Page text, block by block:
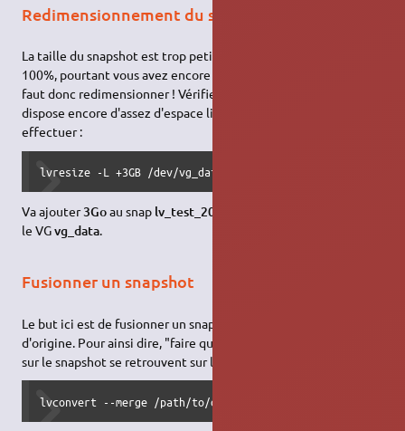
Redimensionnement du snapshot
La taille du snapshot est trop petite et elle arrive bientôt à
100%, pourtant vous avez encore besoin d'utiliser ce snap ? Il
faut donc redimensionner ! Vérifier avec vgdisplay que le VG
dispose encore d'assez d'espace libre (Free PE / Size) puis
effectuer :
lvresize -L +3GB /dev/vg_data/lv_test_20110617
Va ajouter3Goau snap lv_test_20110617
le VGvg_data.
Fusionner un snapshot
Le but ici est de fusionner un snapshot modifié vers le LV
d'origine. Pour ainsi dire, "faire que les modifications apportées
sur le snapshot se retrouvent sur le LV d'origine".
lvconvert --merge /path/to/dev/snap